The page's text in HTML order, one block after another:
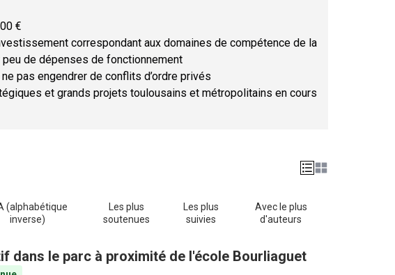
€
correspondant aux domaines de compétence de la
de dépenses de fonctionnement
pas engendrer de conflits d’ordre privés
et grands projets toulousains et métropolitains en cours
(alphabétique
inverse)
Les plus
soutenues
Les plus
suivies
Avec le plus
d'auteurs
dans le parc à proximité de l'école Bourliaguet